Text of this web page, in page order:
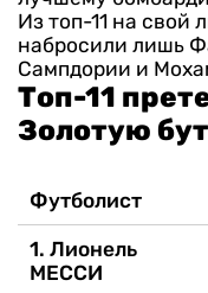
Из топ-11 на свой
набросили лишь
Сампдории и
Топ-11
Золотую
Футболист
1. Лионель
МЕССИ